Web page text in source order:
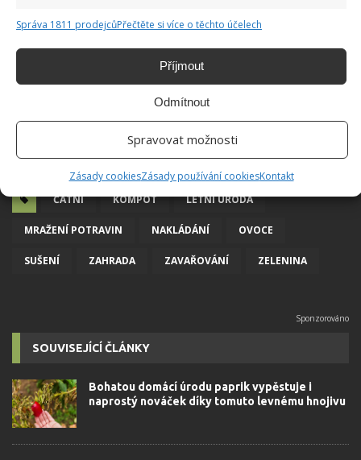
Správa 1811 prodejcůPřečtěte si více o těchto účelech
Příjmout
Odmítnout
Spravovat možnosti
Zásady cookiesZásady používání cookiesKontakt
ČATNÍ KOMPOT LETNÍ ÚRODA
MRAŽENÍ POTRAVIN NAKLÁDÁNÍ OVOCE
SUŠENÍ ZAHRADA ZAVAŘOVÁNÍ ZELENINA
SOUVISEJÍCÍ ČLÁNKY
Bohatou domácí úrodu paprik vypěstuje i
naprostý nováček díky tomuto levnému hnojivu